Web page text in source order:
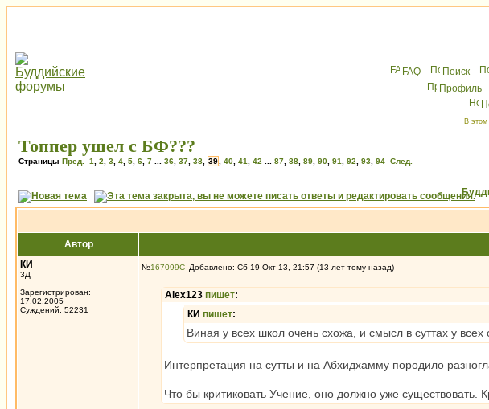
FAQ Поиск
Профиль
В этом
Топпер ушел с БФ???
Страницы Пред. 1 2 3 4 5 6 7 36 37 38 39 40 41 42 87 88 89 90 91 92 93 94 След.
Автор
КИ
3Д
Зарегистрирован:
17.02.2005
Суждений: 52231
№167099 Добавлено: Сб 19 Окт 13, 21:57 (13 лет тому назад)
Alex123 пишет:
КИ пишет:
Виная у всех школ очень схожа, и смысл в суттах у
Интерпретация на сутты и на Абхидхамму породило
Что бы критиковать Учение, оно должно уже существовать.